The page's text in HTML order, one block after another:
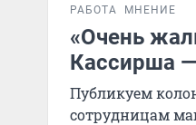
РАБОТА МНЕНИЕ
«Очень
Кассирша
Публикуем
сотрудницам